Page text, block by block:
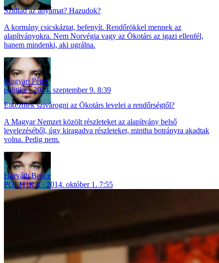
Szidtad az anyámat? Hazudok?
A kormány csicskáztat, befenyít. Rendőrökkel mennek az
alapítványokra. Nem Norvégia vagy az Ökotárs az igazi ellenfél,
hanem mindenki, aki ugrálna.
Magyari Péter
politika
2014. szeptember 9. 8:39
Elkezdtek szivárogni az Ökotárs levelei a rendőrségtől?
A Magyar Nemzet közölt részleteket az alapítvány belső
levelezéséből, úgy kiragadva részleteket, mintha botrányra akadtak
volna. Pedig nem.
Horváth Bence
POLITIKA
2014. október 1. 7:55